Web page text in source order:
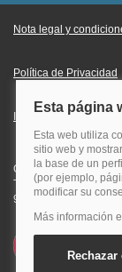
Nota legal y
Política de Privacidad
Información Legal
Quehoteles.com -
Todos los derechos
915759999